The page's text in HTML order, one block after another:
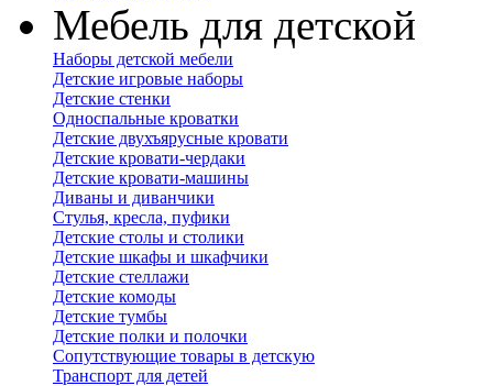
Мебель для детской
Наборы детской мебели
Детские игровые наборы
Детские стенки
Односпальные кроватки
Детские двухъярусные кровати
Детские кровати-чердаки
Детские кровати-машины
Диваны и диванчики
Стулья, кресла, пуфики
Детские столы и столики
Детские шкафы и шкафчики
Детские стеллажи
Детские комоды
Детские тумбы
Детские полки и полочки
Сопутствующие товары в детскую
Транспорт для детей